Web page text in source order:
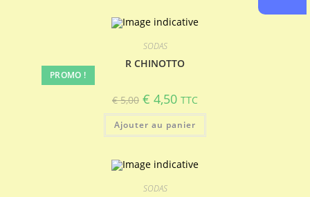
PROMO !
SODAS
R CHINOTTO
€5,00 Le
prix
initial
était :
€ 5,00.
€ 4,50Le
prix
actuel
est :
€ 4,50.
TTC
Ajouter au panier
SODAS